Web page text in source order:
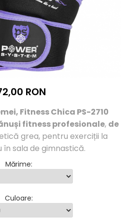
RON
Fitness Chica PS-2710
fitness profesionale, de
grea, pentru exerciții la
în sala de gimnastică.
Mărime:
Culoare: